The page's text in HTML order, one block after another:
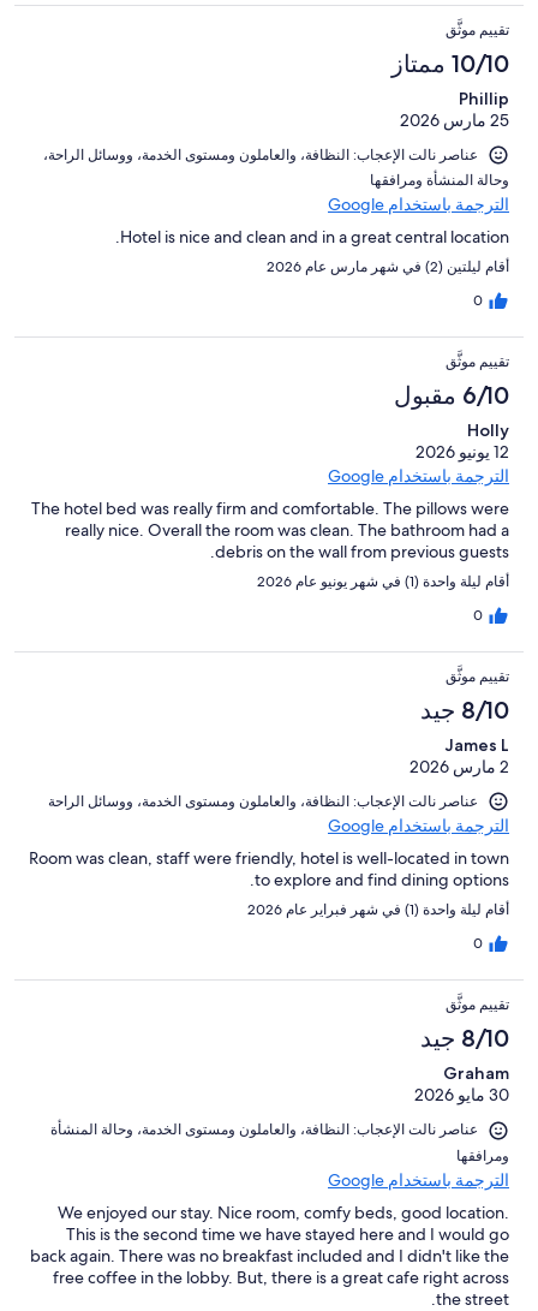
تقييم موثَّق
10/10 ممتاز
Phillip
25 مارس 2026
عناصر نالت الإعجاب: ⁦النظافة⁩، و⁦العاملون ومستوى الخدمة⁩، و⁦وسائل الراحة⁩،
و⁦حالة المنشأة ومرافقها⁩
الترجمة باستخدام Google
Hotel is nice and clean and in a great central location.
أقام ليلتين (2) في شهر مارس عام 2026
0
تقييم موثَّق
6/10 مقبول
Holly
12 يونيو 2026
الترجمة باستخدام Google
The hotel bed was really firm and comfortable. The pillows were
really nice. Overall the room was clean. The bathroom had a
debris on the wall from previous guests.
أقام ليلة واحدة (1) في شهر يونيو عام 2026
0
تقييم موثَّق
8/10 جيد
James L
2 مارس 2026
عناصر نالت الإعجاب: ⁦النظافة⁩، و⁦العاملون ومستوى الخدمة⁩، و⁦وسائل الراحة⁩
الترجمة باستخدام Google
Room was clean, staff were friendly, hotel is well-located in town
to explore and find dining options.
أقام ليلة واحدة (1) في شهر فبراير عام 2026
0
تقييم موثَّق
8/10 جيد
Graham
30 مايو 2026
عناصر نالت الإعجاب: ⁦النظافة⁩، و⁦العاملون ومستوى الخدمة⁩، و⁦حالة المنشأة
ومرافقها⁩
الترجمة باستخدام Google
We enjoyed our stay. Nice room, comfy beds, good location.
This is the second time we have stayed here and I would go
back again. There was no breakfast included and I didn't like the
free coffee in the lobby. But, there is a great cafe right across
the street.